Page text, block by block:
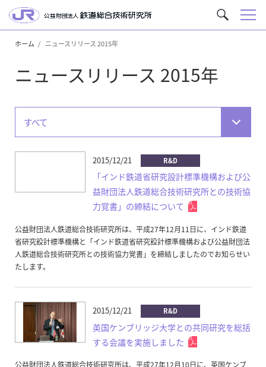
サ
イ
索
メ
ホーム ニュースリリース 2015年
ニュースリリース 2015年
すべて
2015/12/21 R&D
「インド鉄道省研究設計標準機構および公
益財団法人鉄道総合技術研究所との技術協
力覚書」の締結について
公益財団法人鉄道総合技術研究所は、平成27年12月11日に、インド鉄道
省研究設計標準機構と「インド鉄道省研究設計標準機構および公益財団法
人鉄道総合技術研究所との技術協力覚書」を締結しましたのでお知らせい
たします。
2015/12/21 R&D
英国ケンブリッジ大学との共同研究を総括
する会議を実施しました
公益財団法人鉄道総合技術研究所は、平成27年12月10日に、英国ケンブ